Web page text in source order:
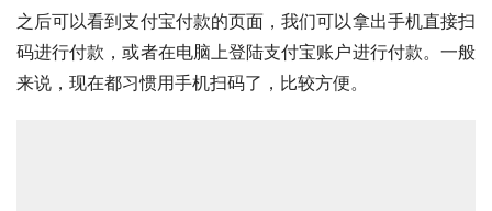
之后可以看到支付宝付款的页面，我们可以拿出手机直接扫
码进行付款，或者在电脑上登陆支付宝账户进行付款。一般
来说，现在都习惯用手机扫码了，比较方便。